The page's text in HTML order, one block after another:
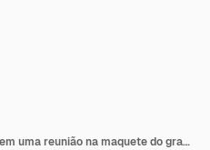
Empresário apresentando em uma reunião na maquete do grande quadro branco